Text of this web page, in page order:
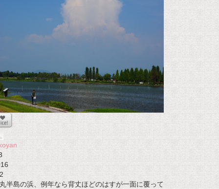
2
半島の浜、例年なら背丈ほどのはすが一面に覆って